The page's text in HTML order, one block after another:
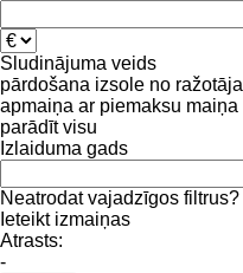
Sludinājuma veids
pārdošana izsole no ražotāja
apmaiņa ar piemaksu maiņa
parādīt visu
Izlaiduma gads
Neatrodat vajadzīgos filtrus?
Ieteikt izmaiņas
Atrasts:
-